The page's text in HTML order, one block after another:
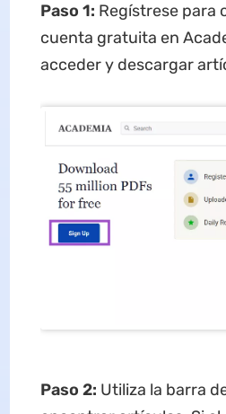
Paso 1: Regístrese para
cuenta gratuita en
acceder y descargar
Paso 2: Utiliza la barra